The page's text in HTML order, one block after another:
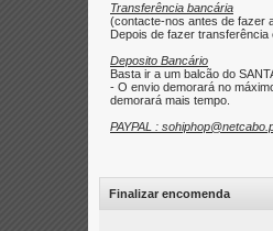
Transferência bancária
(contacte-nos antes de fazer
Depois de fazer
Deposito Bancário
Basta ir a um balcão do
- O envio demorará no
demorará mais tempo.
PAYPAL :
Finalizar encomenda